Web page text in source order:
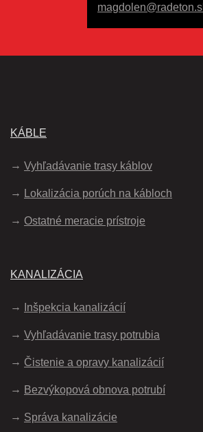
KÁBLE
Vyhľadávanie trasy káblov
Lokalizácia porúch na kábloch
Ostatné meracie prístroje
KANALIZÁCIA
Inšpekcia kanalizácií
Vyhľadávanie trasy potrubia
Čistenie a opravy kanalizácií
Bezvýkopová obnova potrubí
Správa kanalizácie